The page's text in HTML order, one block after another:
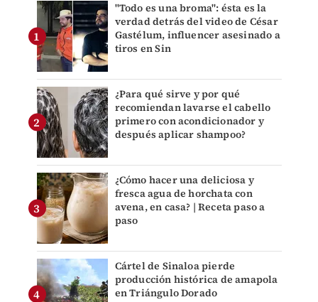
"Todo es una broma": ésta es la
verdad detrás del video de César
Gastélum, influencer asesinado a
tiros en Sin
¿Para qué sirve y por qué
recomiendan lavarse el cabello
primero con acondicionador y
después aplicar shampoo?
¿Cómo hacer una deliciosa y
fresca agua de horchata con
avena, en casa? | Receta paso a
paso
Cártel de Sinaloa pierde
producción histórica de amapola
en Triángulo Dorado